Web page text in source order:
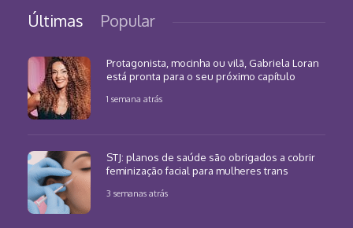
Últimas Popular
Protagonista, mocinha ou vilã, Gabriela Loran
está pronta para o seu próximo capítulo
1 semana atrás
STJ: planos de saúde são obrigados a cobrir
feminização facial para mulheres trans
3 semanas atrás